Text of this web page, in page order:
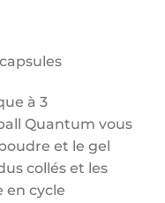
à 3
Quantum vous
et le gel
collés et les
en cycle